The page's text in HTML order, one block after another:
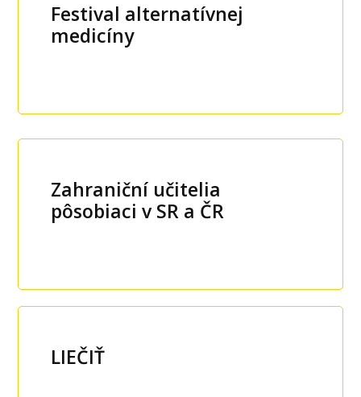
Festival alternatívnej
medicíny
Zahraniční učitelia
pôsobiaci v SR a ČR
LIEČIŤ